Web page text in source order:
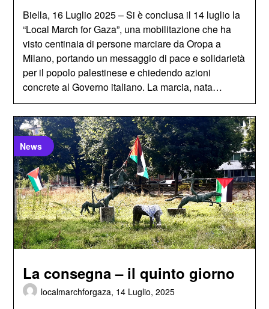
Biella, 16 Luglio 2025 – Si è conclusa il 14 luglio la
“Local March for Gaza”, una mobilitazione che ha
visto centinaia di persone marciare da Oropa a
Milano, portando un messaggio di pace e solidarietà
per il popolo palestinese e chiedendo azioni
concrete al Governo italiano. La marcia, nata…
News
La consegna – il quinto giorno
localmarchforgaza, 14 Luglio, 2025